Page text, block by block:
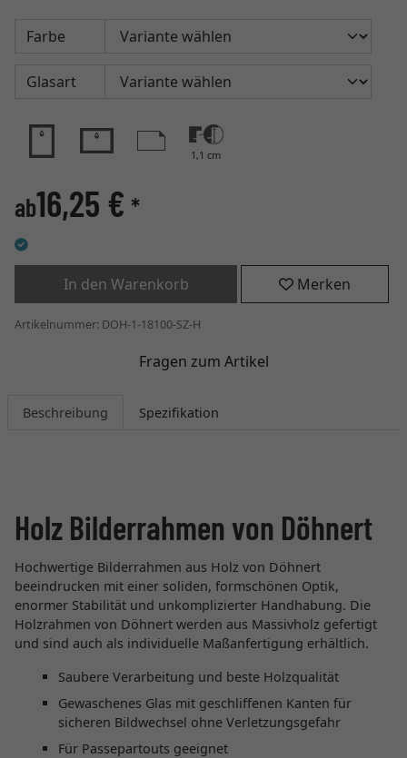
Farbe
Glasart
1,1 cm
ab16,25 € *
In den Warenkorb Merken
Artikelnummer: DOH-1-18100-SZ-H
Fragen zum Artikel
Beschreibung Spezifikation
Holz Bilderrahmen von Döhnert
Hochwertige Bilderrahmen aus Holz von Döhnert
beeindrucken mit einer soliden, formschönen Optik,
enormer Stabilität und unkomplizierter Handhabung. Die
Holzrahmen von Döhnert werden aus Massivholz gefertigt
und sind auch als individuelle Maßanfertigung erhältlich.
Saubere Verarbeitung und beste Holzqualität
Gewaschenes Glas mit geschliffenen Kanten für
sicheren Bildwechsel ohne Verletzungsgefahr
Für Passepartouts geeignet